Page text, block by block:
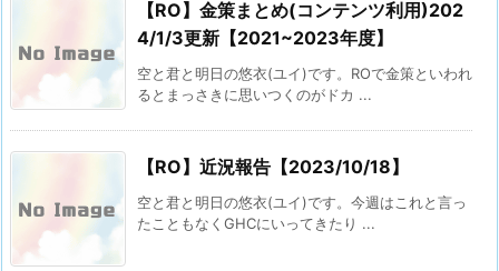
【RO】金策まとめ(コンテンツ利用)202
4/1/3更新【2021~2023年度】
空と君と明日の悠衣(ユイ)です。ROで金策といわれ
るとまっさきに思いつくのがドカ ...
【RO】近況報告【2023/10/18】
空と君と明日の悠衣(ユイ)です。今週はこれと言っ
たこともなくGHCにいってきたり ...